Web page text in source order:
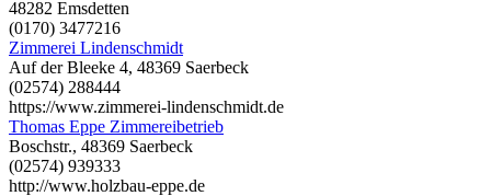
48282 Emsdetten
(0170) 3477216
Zimmerei Lindenschmidt
Auf der Bleeke 4, 48369 Saerbeck
(02574) 288444
https://www.zimmerei-lindenschmidt.de
Thomas Eppe Zimmereibetrieb
Boschstr., 48369 Saerbeck
(02574) 939333
http://www.holzbau-eppe.de